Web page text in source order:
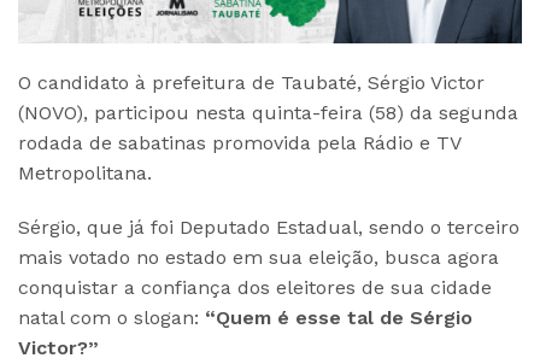
O candidato à prefeitura de Taubaté, Sérgio Victor
(NOVO), participou nesta quinta-feira (58) da segunda
rodada de sabatinas promovida pela Rádio e TV
Metropolitana.
Sérgio, que já foi Deputado Estadual, sendo o terceiro
mais votado no estado em sua eleição, busca agora
conquistar a confiança dos eleitores de sua cidade
natal com o slogan: “Quem é esse tal de Sérgio
Victor?”